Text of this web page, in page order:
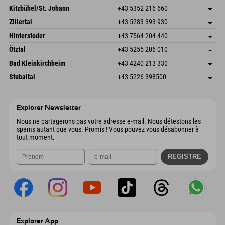
Dorfstr. 127b
6793 Gaschurn/Montafon
Autriche
Enregistrer l'adresse
Informations d'arrivée
Réservation
Kitzbühel/St. Johann +43 5352 216 660
Speckbacherstraße 87
Autriche
Enregistrer l'adresse
Réservation
Zillertal +43 5283 393 930
Schmiedau 2
6272 Kaltenbach im Zillertal
Autriche
Enregistrer l'adresse
Informations d'arrivée
Réservation
Hinterstoder +43 7564 204 440
Freizeitpark 10
Autriche
Enregistrer l'adresse
Réservation
Ötztal +43 5255 206 010
Gscheat 14
6441 Umhausen
Autriche
Enregistrer l'adresse
Informations d'arrivée
Réservation
Bad Kleinkirchheim +43 4240 213 330
Dorfstraße 24
Enregistrer l'adresse
Stubaital +43 5226 398500
Explorer Newsletter
Nous ne partagerons pas votre adresse e-mail. Nous détestons les
spams autant que vous. Promis ! Vous pouvez vous désabonner à
tout moment.
Explorer App